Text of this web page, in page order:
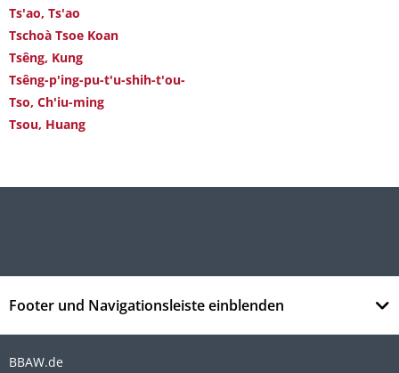
Ts'ao, Ts'ao
Tschoà Tsoe Koan
Tsêng, Kung
Tsêng-p'ing-pu-t'u-shih-t'ou-
Tso, Ch'iu-ming
Tsou, Huang
Footer und Navigationsleiste einblenden
BBAW.de